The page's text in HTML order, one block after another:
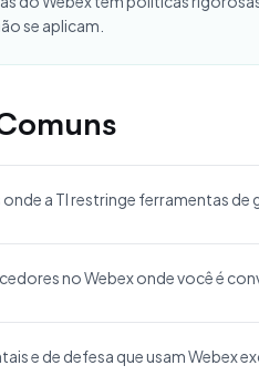
se aplicam.
a TI restringe ferramentas de
no Webex onde você é
e de defesa que usam Webex